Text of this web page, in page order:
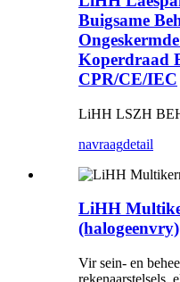
Buigsame
Koperdraad
CPR/CE/IEC
LiHH LSZH
navraagdetail
LiHH
(halogeenvry)
Vir sein- en
rekenaarstelsels,